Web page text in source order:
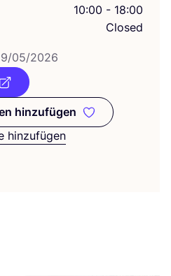
10:00 - 18:00
Closed
/05/2026
hinzufügen
meinen Favoriten
hinzufügen